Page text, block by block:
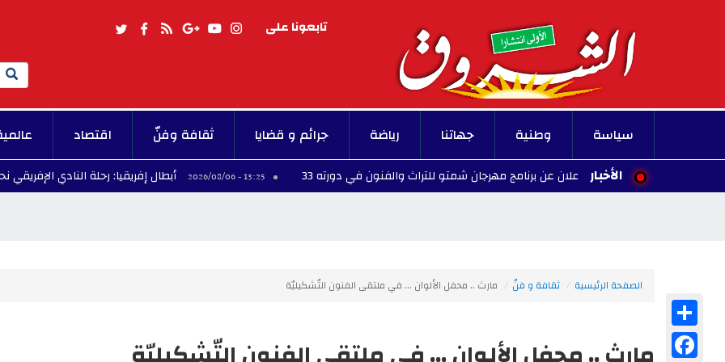
تابعونا على
Search
سياسة وطنية جهاتنا رياضة جرائم و قضايا ثقافة وفنّ اقتصاد
الأخبار
وادي مليز: الإعلان عن برنامج مهرجان شمتو للتراث والفنون في دورته 33 13:25 - 2026/08/06 أبطال إفريقيا: رحلة النادي الإفريقي نحو
الصفحة الرئيسية ثقافة و فنّ مارث .. محفل الألوان ... في ملتقى الفنون التّشكيليّة
Facebook